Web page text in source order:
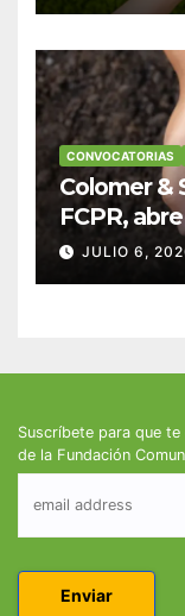
fortalecer
CONVOCATORIAS
Colomer &
FCPR,
proyectos
JULIO 6,
Suscríbete para que
de la Fundación